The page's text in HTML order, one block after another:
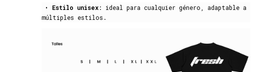
•
Estilo unisex: ideal para cualquier género, adaptable a
múltiples estilos.